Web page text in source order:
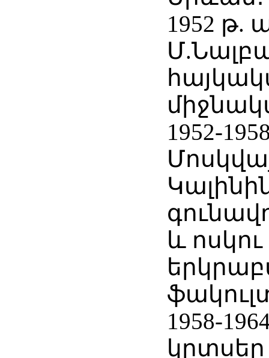
1952 թ.
1952-
և
1958-
կրտսեր